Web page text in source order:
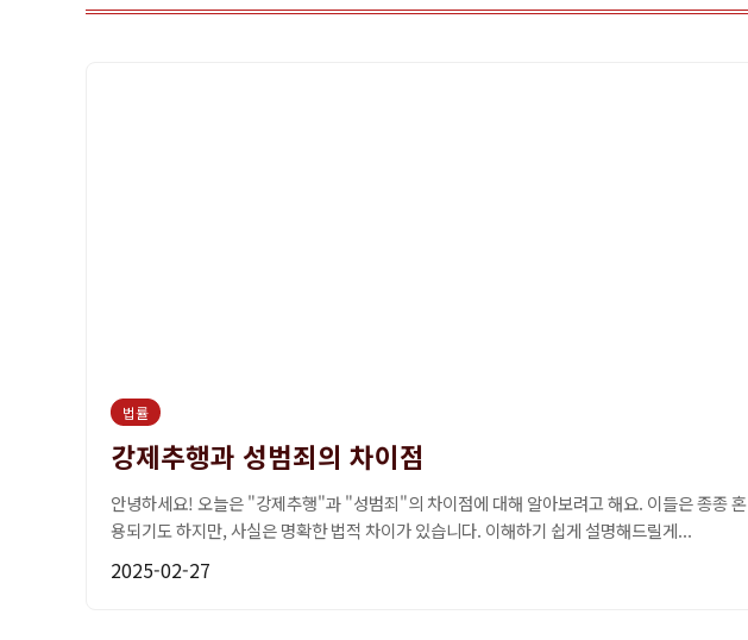
법률
강제추행과 성범죄의 차이점
안녕하세요! 오늘은 "강제추행"과 "성범죄"의 차이점에 대해 알아보려고 해요. 이들은 종종 혼
용되기도 하지만, 사실은 명확한 법적 차이가 있습니다. 이해하기 쉽게 설명해드릴게...
2025-02-27